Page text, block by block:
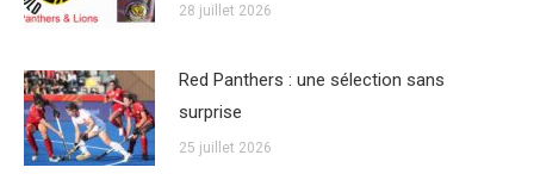
28 juillet 2026
Red Panthers : une sélection sans
surprise
25 juillet 2026